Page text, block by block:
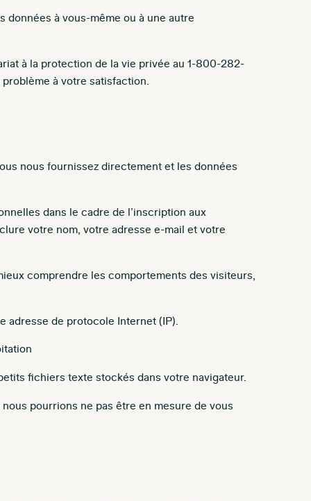
à vous-même ou à une autre
à la protection de la vie privée au 1-800-282-
à votre satisfaction.
nous fournissez directement et les données
dans le cadre de l’inscription aux
votre nom, votre adresse e-mail et votre
comprendre les comportements des visiteurs,
adresse de protocole Internet (IP).
fichiers texte stockés dans votre navigateur.
pourrions ne pas être en mesure de vous